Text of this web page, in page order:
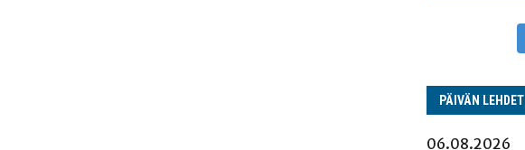
PÄI­VÄN LEHDET
06.08.2026